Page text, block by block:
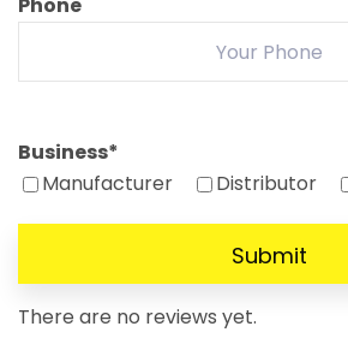
Business*
Manufacturer
Distributor
There are no reviews yet.